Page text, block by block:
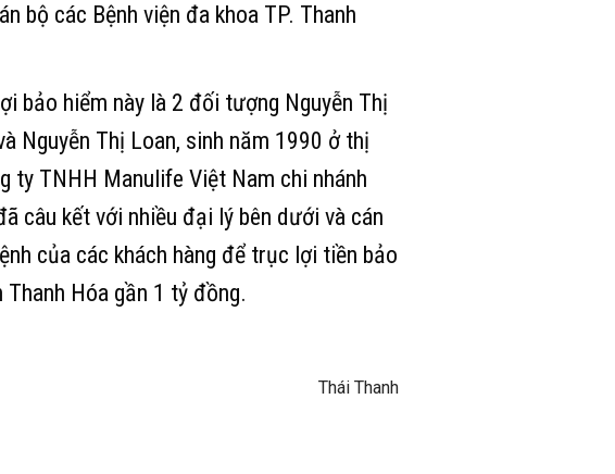
bộ các Bệnh viện đa khoa TP. Thanh
bảo hiểm này là 2 đối tượng Nguyễn Thị
Nguyễn Thị Loan, sinh năm 1990 ở thị
ty TNHH Manulife Việt Nam chi nhánh
câu kết với nhiều đại lý bên dưới và cán
của các khách hàng để trục lợi tiền bảo
Hóa gần 1 tỷ đồng.
Thái Thanh